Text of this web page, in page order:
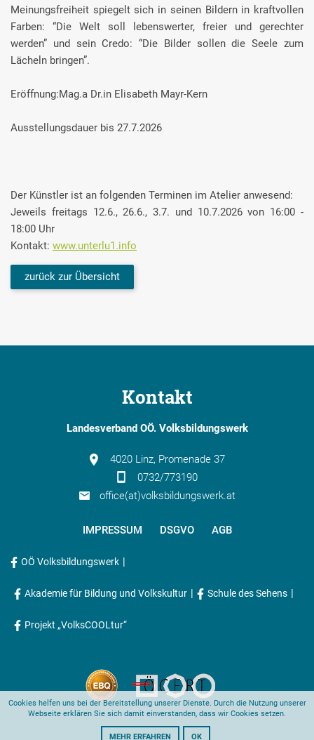
Meinungsfreiheit spiegelt sich in seinen Bildern in kraftvollen
Farben: “Die Welt soll lebenswerter, freier und gerechter
werden” und sein Credo: “Die Bilder sollen die Seele zum
Lächeln bringen”.
Eröffnung:Mag.a Dr.in Elisabeth Mayr-Kern
Ausstellungsdauer bis 27.7.2026
Der Künstler ist an folgenden Terminen im Atelier anwesend:
Jeweils freitags 12.6., 26.6., 3.7. und 10.7.2026 von 16:00 -
18:00 Uhr
Kontakt: www.unterlu1.info
zurück zur Übersicht
Kontakt
Landesverband OÖ. Volksbildungswerk
4020 Linz, Promenade 37
0732/773190
office(at)volksbildungswerk.at
IMPRESSUM DSGVO AGB
OÖ Volksbildungswerk |
Akademie für Bildung und Volkskultur | Schule des Sehens |
Projekt „VolksCOOLtur“
Cookies helfen uns bei der Bereitstellung unserer Dienste. Durch die Nutzung unserer
Webseite erklären Sie sich damit einverstanden, dass wir Cookies setzen.
MEHR ERFAHREN OK